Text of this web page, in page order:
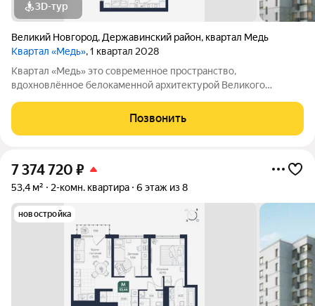
3D-тур
Великий Новгород, Державинский район, квартал Медь
Квартал «Медь», 1 квартал 2028
Квартал «Медь» это современное пространство,
вдохновлённое белокаменной архитектурой Великого
города элементов: из меди новгородские мастера отливали
колокола и украшения, а в зодчестве ценились
Позвонить
7 374 720 ₽
53,4 м² 2-комн. квартира 6 этаж из 8
новостройка